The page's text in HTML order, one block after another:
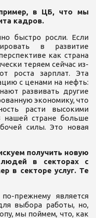
в ЦБ, что мы
кадров.
быстро росли. Если
в развитие
как страна
теряем сейчас из-
роста зарплат. Эта
с ценами на нефть:
развивать другие
экономику, что
расти высокими
нашей стране больше
силы. Это новая
получить новую
в секторах с
в секторе услуг. Те
прежнему является
выбора работы, но,
мы поймем, что, как